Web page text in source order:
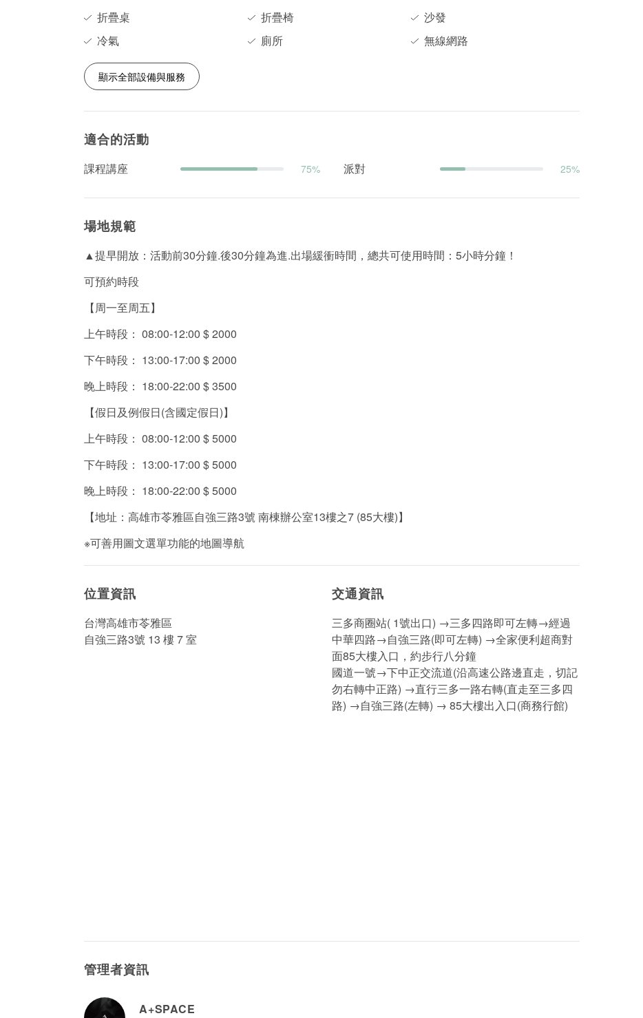
折疊桌 折疊椅
沙發
冷氣
廁所 無線網路
顯示全部設備與服務
適合的活動
課程講座 75% 派對 25%
場地規範
▲提早開放：活動前30分鐘.後30分鐘為進.出場緩衝時間，總共可使用時間：5小時分鐘！
可預約時段
【周一至周五】
上午時段： 08:00-12:00 $ 2000
下午時段： 13:00-17:00 $ 2000
晚上時段： 18:00-22:00 $ 3500
【假日及例假日(含國定假日)】
上午時段： 08:00-12:00 $ 5000
下午時段： 13:00-17:00 $ 5000
晚上時段： 18:00-22:00 $ 5000
【地址：高雄市苓雅區自強三路3號 南棟辦公室13樓之7 (85大樓)】
※可善用圖文選單功能的地圖導航
位置資訊
台灣高雄市苓雅區
自強三路3號 13 樓 7 室
交通資訊
三多商圈站( 1號出口) →三多四路即可左轉→經過
中華四路→自強三路(即可左轉) →全家便利超商對
面85大樓入口，約步行八分鐘
國道一號→下中正交流道(沿高速公路邊直走，切記
勿右轉中正路) →直行三多一路右轉(直走至三多四
路) →自強三路(左轉) → 85大樓出入口(商務行館)
管理者資訊
A+SPACE